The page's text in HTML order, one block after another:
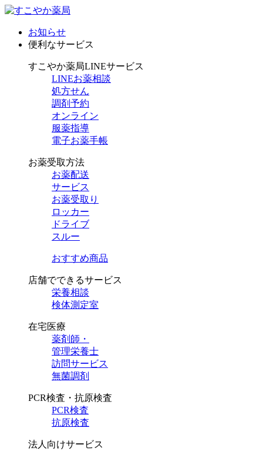
お知らせ
便利なサービス
すこやか薬局LINEサービス
LINEお薬相談
処方せん
調剤予約
オンライン
服薬指導
電子お薬手帳
お薬受取方法
お薬配送
サービス
お薬受取り
ロッカー
ドライブ
スルー
おすすめ商品
店舗でできるサービス
栄養相談
検体測定室
在宅医療
薬剤師・
管理栄養士
訪問サービス
無菌調剤
PCR検査・抗原検査
PCR検査
抗原検査
法人向けサービス